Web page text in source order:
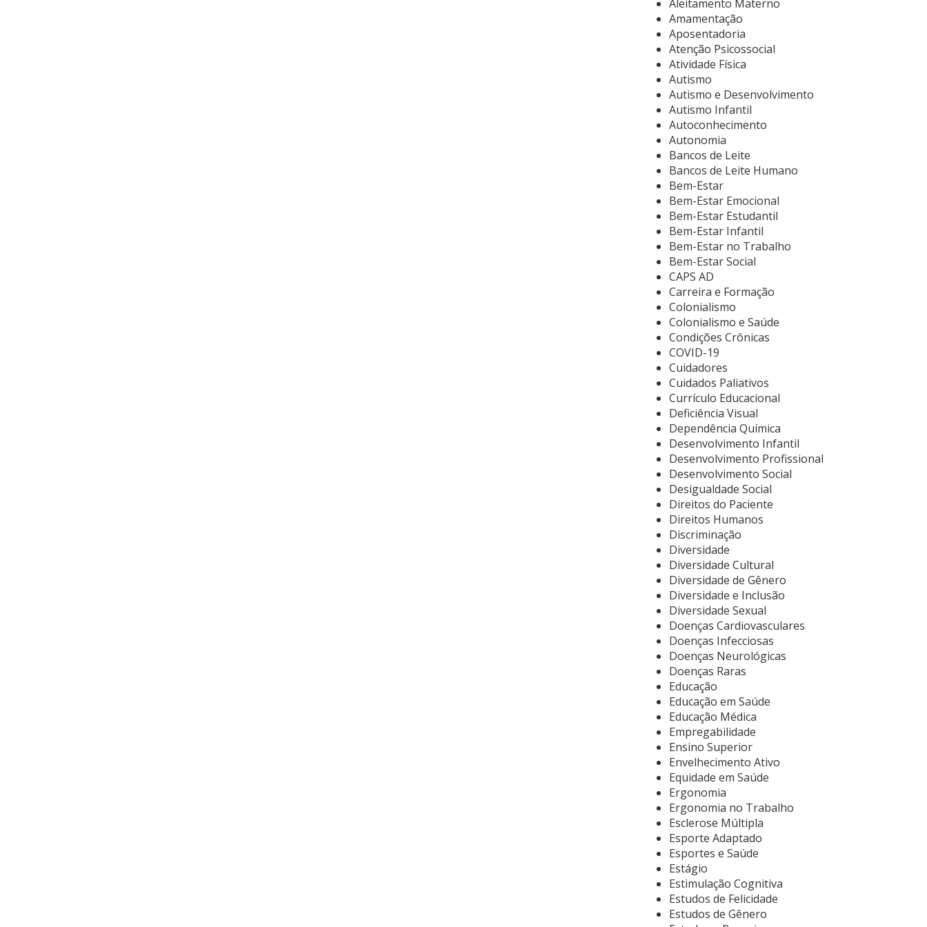
Aleitamento Materno
Amamentação
Aposentadoria
Atenção Psicossocial
Atividade Física
Autismo
Autismo e Desenvolvimento
Autismo Infantil
Autoconhecimento
Autonomia
Bancos de Leite
Bancos de Leite Humano
Bem-Estar
Bem-Estar Emocional
Bem-Estar Estudantil
Bem-Estar Infantil
Bem-Estar no Trabalho
Bem-Estar Social
CAPS AD
Carreira e Formação
Colonialismo
Colonialismo e Saúde
Condições Crônicas
COVID-19
Cuidadores
Cuidados Paliativos
Currículo Educacional
Deficiência Visual
Dependência Química
Desenvolvimento Infantil
Desenvolvimento Profissional
Desenvolvimento Social
Desigualdade Social
Direitos do Paciente
Direitos Humanos
Discriminação
Diversidade
Diversidade Cultural
Diversidade de Gênero
Diversidade e Inclusão
Diversidade Sexual
Doenças Cardiovasculares
Doenças Infecciosas
Doenças Neurológicas
Doenças Raras
Educação
Educação em Saúde
Educação Médica
Empregabilidade
Ensino Superior
Envelhecimento Ativo
Equidade em Saúde
Ergonomia
Ergonomia no Trabalho
Esclerose Múltipla
Esporte Adaptado
Esportes e Saúde
Estágio
Estimulação Cognitiva
Estudos de Felicidade
Estudos de Gênero